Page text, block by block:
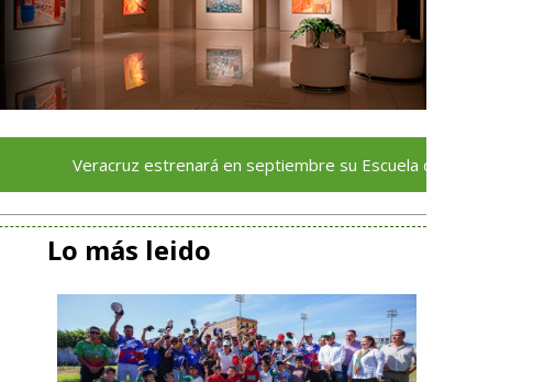
estrenará en septiembre su Escuela de Servicios Turísticos:
Lo más leido